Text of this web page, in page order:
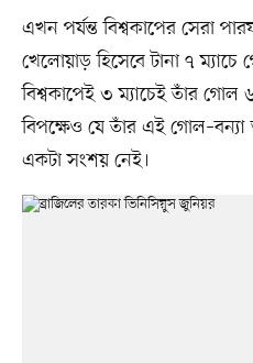
এখন পর্যন্ত বিশ্বকাপের সেরা
খেলোয়াড় হিসেবে টানা ৭
বিশ্বকাপেই ৩ ম্যাচেই তাঁর
বিপক্ষেও যে তাঁর এই
একটা সংশয় নেই।